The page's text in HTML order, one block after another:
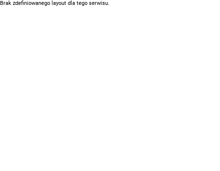
Brak zdefiniowanego layout dla tego serwisu.